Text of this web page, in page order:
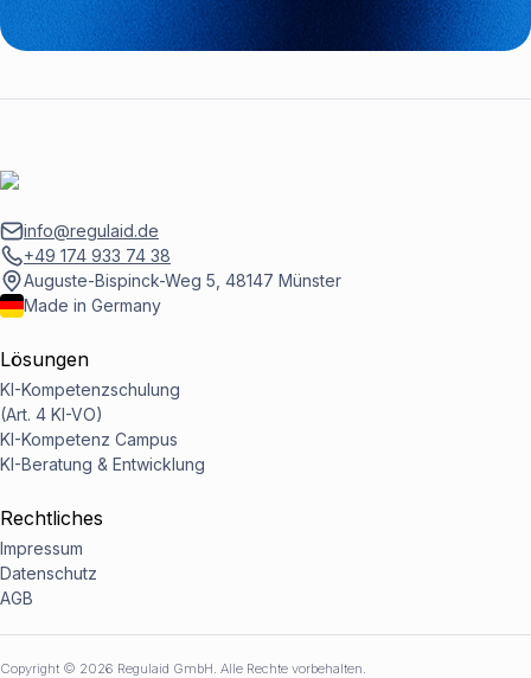
info@regulaid.de
+49 174 933 74 38
Auguste-Bispinck-Weg 5, 48147 Münster
Made in Germany
Lösungen
KI-Kompetenzschulung
(Art. 4 KI-VO)
KI-Kompetenz Campus
KI-Beratung & Entwicklung
Rechtliches
Impressum
Datenschutz
AGB
Copyright © 2026 Regulaid GmbH. Alle Rechte vorbehalten.